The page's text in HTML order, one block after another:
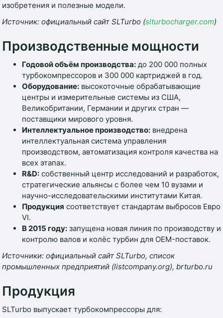
изобретения и полезные модели.
Источник: официальный сайт SLTurbo (slturbocharger.com)
Производственные мощности
Годовой объём производства: до 200 000 полных
турбокомпрессоров и 300 000 картриджей в год.
Оборудование: высокоточные обрабатывающие
центры и измерительные системы из США,
Великобритании, Германии и других стран —
поставщики мирового уровня.
Интеллектуальное производство: внедрена
интеллектуальная система управления
производством, автоматизация контроля качества на
всех этапах.
R&D: собственный центр исследований и разработок,
стратегические альянсы с более чем 10 вузами и
научно-исследовательскими институтами Китая.
Продукция соответствует стандартам выбросов Евро
VI.
В 2015 году: запущена новая линия по производству и
контролю валов и колёс турбин для OEM-поставок.
Источники: официальный сайт SLTurbo, список
промышленных предприятий (listcompany.org), brturbo.ru
Продукция
SLTurbo выпускает турбокомпрессоры для: